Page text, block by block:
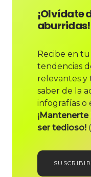
¡Olvídate
aburridas!
Recibe en
tendencias
relevantes y
saber de la
infografías o
ser tedioso!